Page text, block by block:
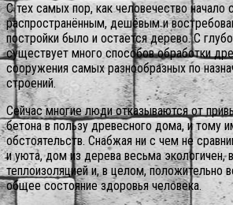
С тех самых пор, как человечество
распространённым, дешёвым и
постройки было и остается дерево. С
существует много способов обработки
сооружения самых разнообразных по
строений.
Сейчас многие люди отказываются от
бетона в пользу древесного дома, и тому
обстоятельств. Снабжая ни с чем не
и уюта, дом из дерева весьма экологичен,
теплоизоляцией и, в целом, положительно
общее состояние здоровья человека.